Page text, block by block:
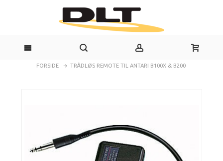
FORSIDE TRÅDLØS REMOTE TIL ANTARI B100X & B200